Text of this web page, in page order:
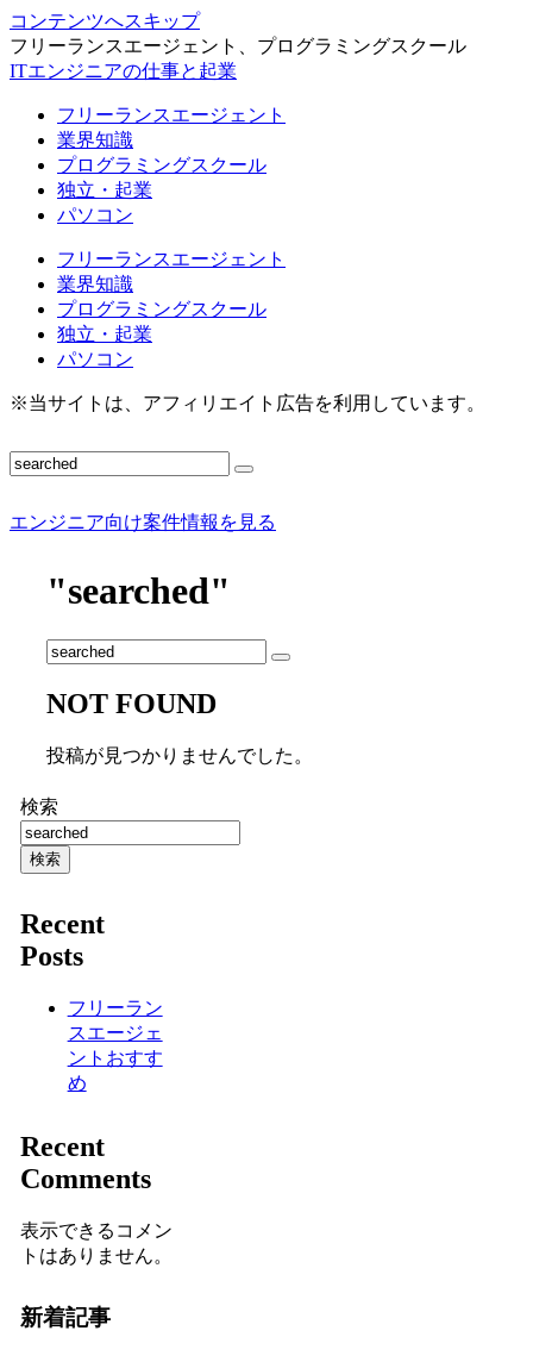
コンテンツへスキップ
フリーランスエージェント、プログラミングスクール
ITエンジニアの仕事と起業
フリーランスエージェント
業界知識
プログラミングスクール
独立・起業
パソコン
フリーランスエージェント
業界知識
プログラミングスクール
独立・起業
パソコン
※当サイトは、アフィリエイト広告を利用しています。
エンジニア向け案件情報を見る
"searched"
NOT FOUND
投稿が見つかりませんでした。
検索
検索
Recent
Posts
フリーラン
スエージェ
ントおすす
め
Recent
Comments
表示できるコメン
トはありません。
新着記事